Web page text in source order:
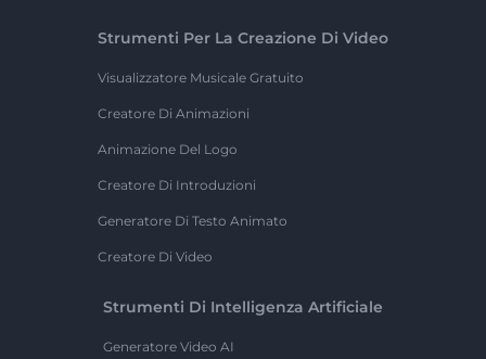
Strumenti Per La Creazione Di Video
Visualizzatore Musicale Gratuito
Creatore Di Animazioni
Animazione Del Logo
Creatore Di Introduzioni
Generatore Di Testo Animato
Creatore Di Video
Strumenti Di Intelligenza Artificiale
Generatore Video AI